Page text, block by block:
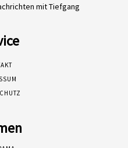
mit Tiefgang